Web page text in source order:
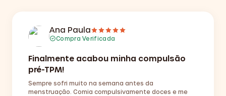
Ana Paula
Compra Verificada
Finalmente acabou minha compulsão
pré-TPM!
Sempre sofri muito na semana antes da
menstruação. Comia compulsivamente doces e me